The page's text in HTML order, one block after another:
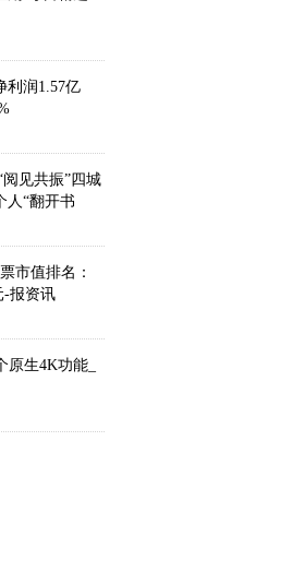
利润1.57亿
见共振”四城
人“翻开书
市值排名：
-报资讯
生4K功能_